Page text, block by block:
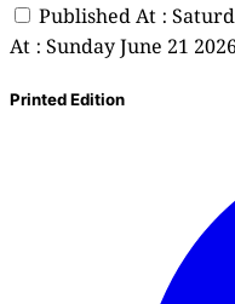
Published At :
At : Sunday June 21
Printed Edition